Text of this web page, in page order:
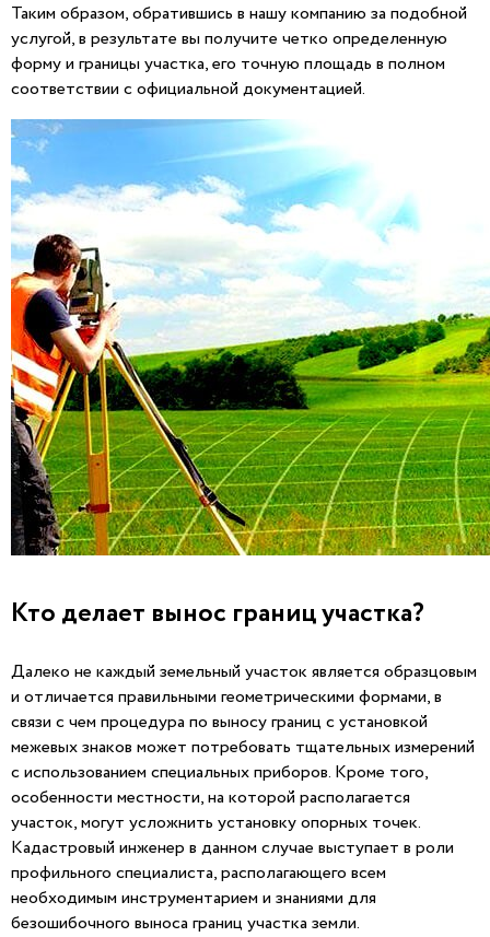
Таким образом, обратившись в нашу компанию за подобной
услугой, в результате вы получите четко определенную
форму и границы участка, его точную площадь в полном
соответствии с официальной документацией.
Кто делает вынос границ участка?
Далеко не каждый земельный участок является образцовым
и отличается правильными геометрическими формами, в
связи с чем процедура по выносу границ с установкой
межевых знаков может потребовать тщательных измерений
с использованием специальных приборов. Кроме того,
особенности местности, на которой располагается
участок, могут усложнить установку опорных точек.
Кадастровый инженер в данном случае выступает в роли
профильного специалиста, располагающего всем
необходимым инструментарием и знаниями для
безошибочного выноса границ участка земли.